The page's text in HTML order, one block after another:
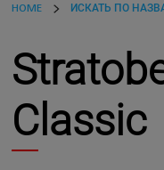
HOME ИСКАТЬ ПО
Classic